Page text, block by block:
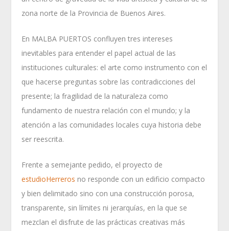
zona norte de la Provincia de Buenos Aires.
En MALBA PUERTOS confluyen tres intereses
inevitables para entender el papel actual de las
instituciones culturales: el arte como instrumento con el
que hacerse preguntas sobre las contradicciones del
presente; la fragilidad de la naturaleza como
fundamento de nuestra relación con el mundo; y la
atención a las comunidades locales cuya historia debe
ser reescrita.
Frente a semejante pedido, el proyecto de
estudioHerreros no responde con un edificio compacto
y bien delimitado sino con una construcción porosa,
transparente, sin límites ni jerarquías, en la que se
mezclan el disfrute de las prácticas creativas más